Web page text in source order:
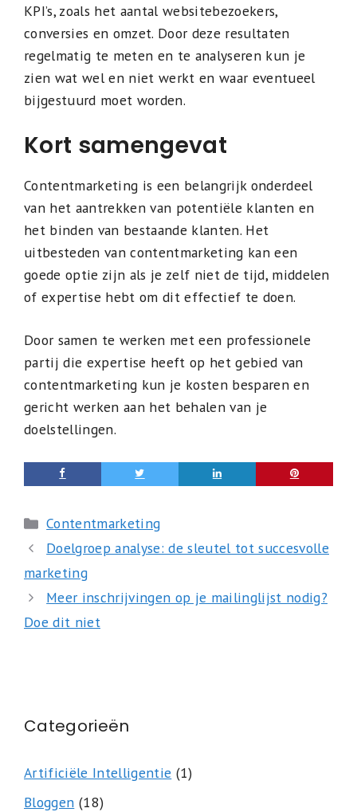
KPI’s, zoals het aantal websitebezoekers,
conversies en omzet. Door deze resultaten
regelmatig te meten en te analyseren kun je
zien wat wel en niet werkt en waar eventueel
bijgestuurd moet worden.
Kort samengevat
Contentmarketing is een belangrijk onderdeel
van het aantrekken van potentiële klanten en
het binden van bestaande klanten. Het
uitbesteden van contentmarketing kan een
goede optie zijn als je zelf niet de tijd, middelen
of expertise hebt om dit effectief te doen.
Door samen te werken met een professionele
partij die expertise heeft op het gebied van
contentmarketing kun je kosten besparen en
gericht werken aan het behalen van je
doelstellingen.
Categorieën
Contentmarketing
Doelgroep analyse: de sleutel tot succesvolle
marketing
Meer inschrijvingen op je mailinglijst nodig?
Doe dit niet
Categorieën
Artificiële Intelligentie (1)
Bloggen (18)